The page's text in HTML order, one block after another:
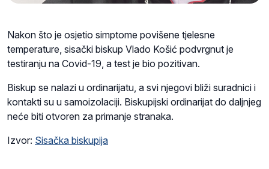
Nakon što je osjetio simptome povišene tjelesne
temperature, sisački biskup Vlado Košić podvrgnut je
testiranju na Covid-19, a test je bio pozitivan.
Biskup se nalazi u ordinarijatu, a svi njegovi bliži suradnici i
kontakti su u samoizolaciji. Biskupijski ordinarijat do daljnjeg
neće biti otvoren za primanje stranaka.
Izvor: Sisačka biskupija